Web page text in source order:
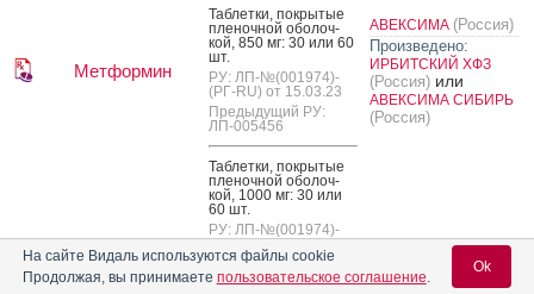
Метформин
Таб­летки, пок­ры­тые
пле­ноч­ной обо­лоч­
кой, 850 мг: 30 или 60
шт.
РУ: ЛП-№(001974)-
(РГ-RU) от 15.03.23
Предыдущий РУ:
ЛП-005456
Таб­летки, пок­ры­тые
пле­ноч­ной обо­лоч­
кой, 1000 мг: 30 или
60 шт.
РУ: ЛП-№(001974)-
(РГ-RU) от 15.03.23
Предыдущий РУ:
ЛП-005456
АВЕКСИМА (Россия)
Произведено:
ИРБИТСКИЙ ХФЗ
(Россия) или
АВЕКСИМА СИБИРЬ
(Россия)
На сайте Видаль используются файлы cookie
Продолжая, вы принимаете пользовательское соглашение.
Ok